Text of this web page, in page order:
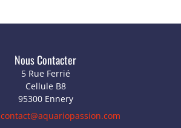
Nous Contacter
5 Rue Ferrié
Cellule B8
95300 Ennery
contact@aquariopassion.com